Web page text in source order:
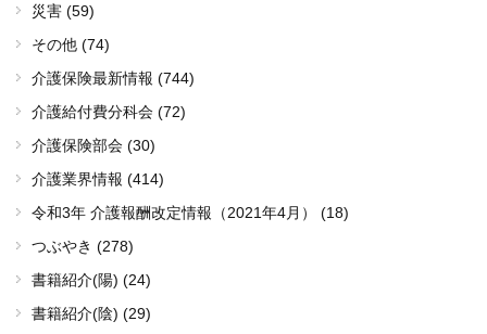
災害 (59)
その他 (74)
介護保険最新情報 (744)
介護給付費分科会 (72)
介護保険部会 (30)
介護業界情報 (414)
令和3年 介護報酬改定情報（2021年4月） (18)
つぶやき (278)
書籍紹介(陽) (24)
書籍紹介(陰) (29)